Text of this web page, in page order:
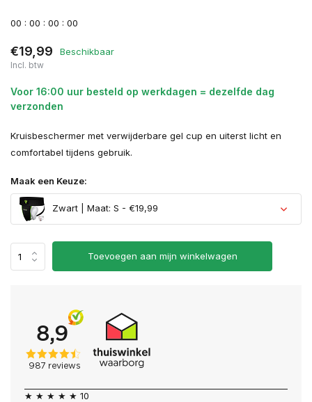
00 : 00 : 00 : 00
€19,99 Beschikbaar
Incl. btw
Voor 16:00 uur besteld op werkdagen = dezelfde dag
verzonden
Kruisbeschermer met verwijderbare gel cup en uiterst licht en
comfortabel tijdens gebruik.
Maak een Keuze:
Zwart | Maat: S - €19,99
Toevoegen aan mijn winkelwagen
★ ★ ★ ★ ★ 10